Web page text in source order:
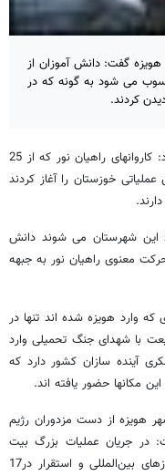
هویزه گفت: دانش آموزان از
می شود به گونه که در
سالم رشید پور در گفتگو با خبرنگار مهر اظهار کرد: کاروانهای راهیان نور که از 25
خوزستان را آغاز کردند
این شهرستان می شوند دانش
معنوی راهیان نور به جبهه
که وارد هویزه شده اند تنها در
بیعت با شهدای جنگ تحمیلی وارد
آینده سازان کشور دارد که
مکانها حضور یافته اند.
اشاره به اینکه 18 اردیبهشت سال 1361 شهر هویزه از دست مزدوران رژیم
در جریان عملیات بزرگ بیت
المقدس، رزمندگان اسلام با نزدیک شدن به مرزهای بین‌المللی و استقرار در17